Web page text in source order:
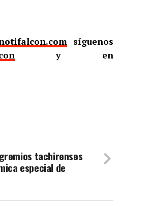
síguenos
y en
tachirenses
especial de